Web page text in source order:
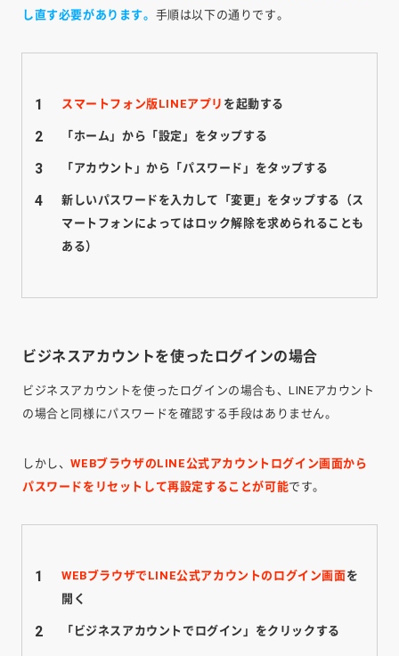
し直す必要があります。 手順は以下の通りです。
スマートフォン版LINEアプリ を起動する
「ホーム」から「設定」をタップする
「アカウント」から「パスワード」をタップする
新しいパスワードを入力して「変更」をタップする（ス
マートフォンによってはロック解除を求められることも
ある）
ビジネスアカウントを使ったログインの場合
ビジネスアカウントを使ったログインの場合も、LINEアカウント
の場合と同様にパスワードを確認する手段はありません。
しかし、WEBブラウザのLINE公式アカウントログイン画面から
パスワードをリセットして再設定することが可能です。
WEBブラウザでLINE公式アカウントのログイン画面を
開く
「ビジネスアカウントでログイン」をクリックする